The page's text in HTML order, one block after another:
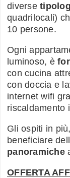
diverse
quadrilocali)
10 persone.
Ogni
luminoso, è
con cucina
con doccia e
internet wifi
riscaldamento
Gli ospiti in
beneficiare
panoramiche
OFFERTA